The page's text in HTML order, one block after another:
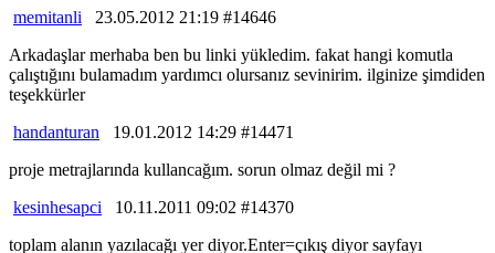
memitanli 23.05.2012 21:19 #14646
Arkadaşlar merhaba ben bu linki yükledim. fakat hangi komutla
çalıştığını bulamadım yardımcı olursanız sevinirim. ilginize şimdiden
teşekkürler
handanturan 19.01.2012 14:29 #14471
proje metrajlarında kullancağım. sorun olmaz değil mi ?
kesinhesapci 10.11.2011 09:02 #14370
toplam alanın yazılacağı yer diyor.Enter=çıkış diyor sayfayı